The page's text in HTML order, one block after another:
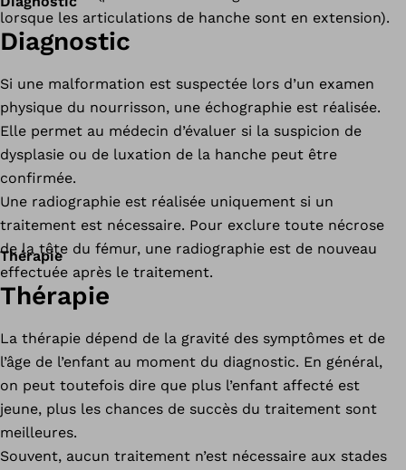
lorsque les articulations de hanche sont en extension).
Diagnostic
Si une malformation est suspectée lors d’un examen
physique du nourrisson, une échographie est réalisée.
Elle permet au médecin d’évaluer si la suspicion de
dysplasie ou de luxation de la hanche peut être
confirmée.
Une radiographie est réalisée uniquement si un
traitement est nécessaire. Pour exclure toute nécrose
de la tête du fémur, une radiographie est de nouveau
effectuée après le traitement.
Thérapie
Thérapie
La thérapie dépend de la gravité des symptômes et de
l’âge de l’enfant au moment du diagnostic. En général,
on peut toutefois dire que plus l’enfant affecté est
jeune, plus les chances de succès du traitement sont
meilleures.
Souvent, aucun traitement n’est nécessaire aux stades